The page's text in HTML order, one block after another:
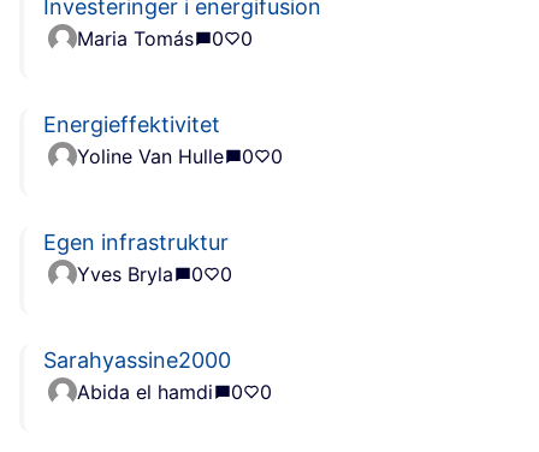
Investeringer i energifusion
Maria Tomás 0 0
Energieffektivitet
Yoline Van Hulle 0 0
Egen infrastruktur
Yves Bryla 0 0
Sarahyassine2000
Abida el hamdi 0 0